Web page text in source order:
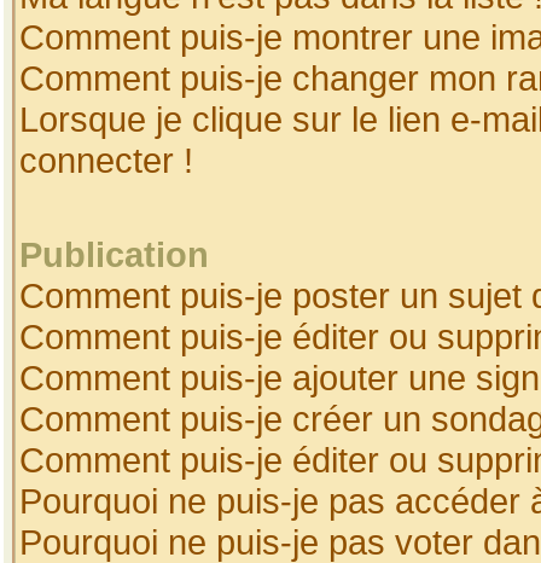
Comment puis-je montrer une
Comment puis-je changer mon
Lorsque je clique sur le lien e-
connecter !
Publication
Comment puis-je poster un sujet
Comment puis-je éditer ou
Comment puis-je ajouter une
Comment puis-je créer un
Comment puis-je éditer ou
Pourquoi ne puis-je pas accéder
Pourquoi ne puis-je pas voter